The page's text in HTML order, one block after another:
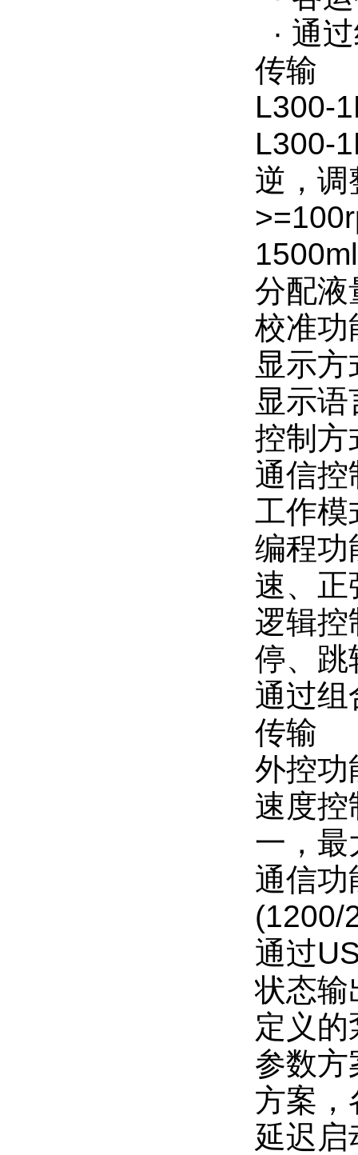
· 通
传输
L300-
L300-
逆，调
分配液
校准功
显示
显示
控制方
通信控
工作模
编程功
速、正
逻辑控
停、跳
通过组
传输
外控功
速度控
一，最
通信功
(1200/
通过
状态输
定义
参数方
方案，
延迟启